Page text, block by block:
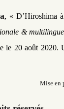
, « D’Hiroshima
&
le 20 août 2020.
Mise en